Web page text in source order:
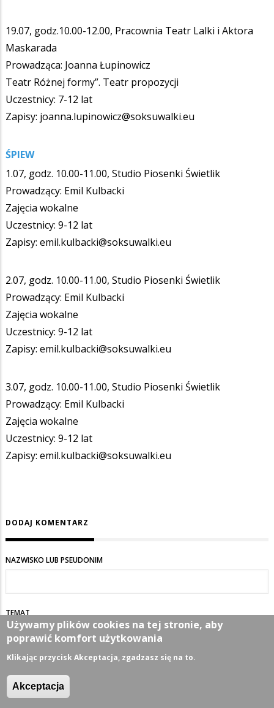
19.07, godz.10.00-12.00, Pracownia Teatr Lalki i Aktora
Maskarada
Prowadząca: Joanna Łupinowicz
Teatr Różnej formy”. Teatr propozycji
Uczestnicy: 7-12 lat
Zapisy: joanna.lupinowicz@soksuwalki.eu
ŚPIEW
1.07, godz. 10.00-11.00, Studio Piosenki Świetlik
Prowadzący: Emil Kulbacki
Zajęcia wokalne
Uczestnicy: 9-12 lat
Zapisy: emil.kulbacki@soksuwalki.eu
2.07, godz. 10.00-11.00, Studio Piosenki Świetlik
Prowadzący: Emil Kulbacki
Zajęcia wokalne
Uczestnicy: 9-12 lat
Zapisy: emil.kulbacki@soksuwalki.eu
3.07, godz. 10.00-11.00, Studio Piosenki Świetlik
Prowadzący: Emil Kulbacki
Zajęcia wokalne
Uczestnicy: 9-12 lat
Zapisy: emil.kulbacki@soksuwalki.eu
DODAJ KOMENTARZ
NAZWISKO LUB PSEUDONIM
TEMAT
KOMENTARZ
Używamy plików cookies na tej stronie, aby
poprawić komfort użytkowania
Klikając przycisk Akceptacja, zgadzasz się na to.
Akceptacja